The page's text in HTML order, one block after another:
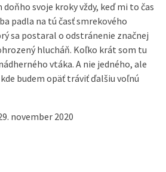
svoje kroky vždy, keď mi to čas
padla na tú časť smrekového
sa postaral o odstránenie značnej
hlucháň. Koľko krát som tu
vtáka. A nie jedného, ale
budem opäť tráviť ďalšiu voľnú